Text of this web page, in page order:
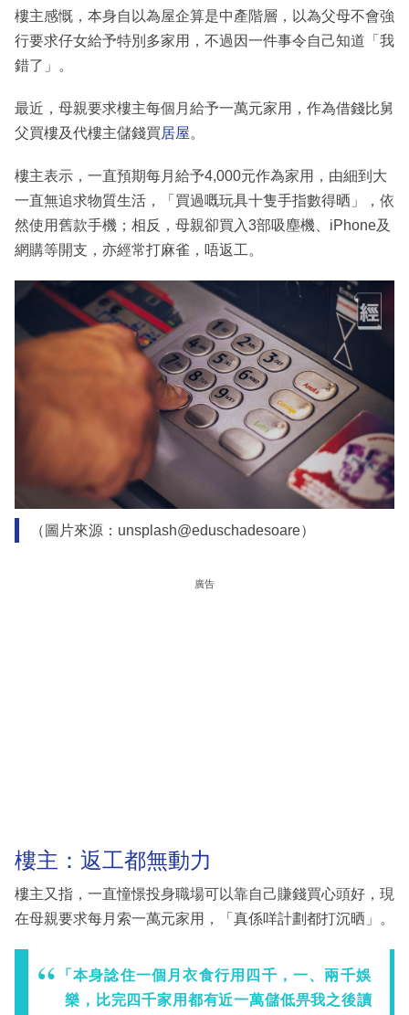
樓主感慨，本身自以為屋企算是中產階層，以為父母不會強
行要求仔女給予特別多家用，不過因一件事令自己知道「我
錯了」。
最近，母親要求樓主每個月給予一萬元家用，作為借錢比舅
父買樓及代樓主儲錢買居屋。
樓主表示，一直預期每月給予4,000元作為家用，由細到大
一直無追求物質生活，「買過嘅玩具十隻手指數得晒」，依
然使用舊款手機；相反，母親卻買入3部吸塵機、iPhone及
網購等開支，亦經常打麻雀，唔返工。
（圖片來源：unsplash@eduschadesoare）
廣告
樓主：返工都無動力
樓主又指，一直憧憬投身職場可以靠自己賺錢買心頭好，現
在母親要求每月索一萬元家用，「真係咩計劃都打沉晒」。
「本身諗住一個月衣食行用四千，一、兩千娛
樂，比完四千家用都有近一萬儲低畀我之後讀